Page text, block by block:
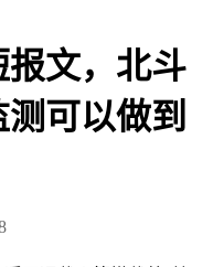
文，北斗
可以做到